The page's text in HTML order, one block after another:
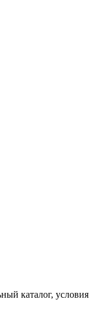
каталог, условия